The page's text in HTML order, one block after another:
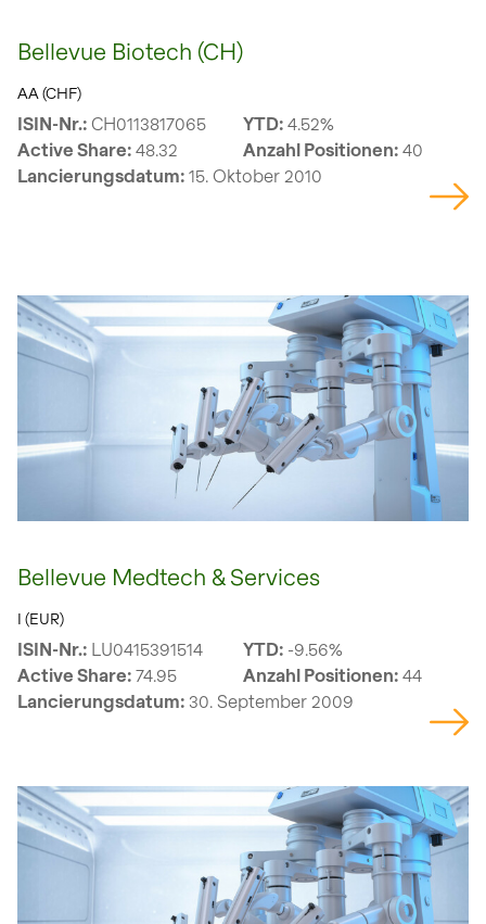
Bellevue Biotech (CH)
AA (CHF)
ISIN-Nr.: CH0113817065 YTD: 4.52%
Active Share: 48.32 Anzahl Positionen: 40
Lancierungsdatum: 15. Oktober 2010
Bellevue Medtech & Services
I (EUR)
ISIN-Nr.: LU0415391514 YTD: -9.56%
Active Share: 74.95 Anzahl Positionen: 44
Lancierungsdatum: 30. September 2009